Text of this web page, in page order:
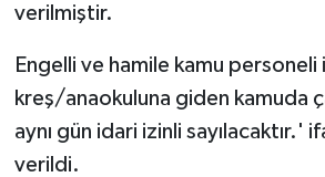
verilmiştir.
Engelli ve hamile kamu personeli
kreş/anaokuluna giden kamuda
aynı gün idari izinli sayılacaktır.'
verildi.